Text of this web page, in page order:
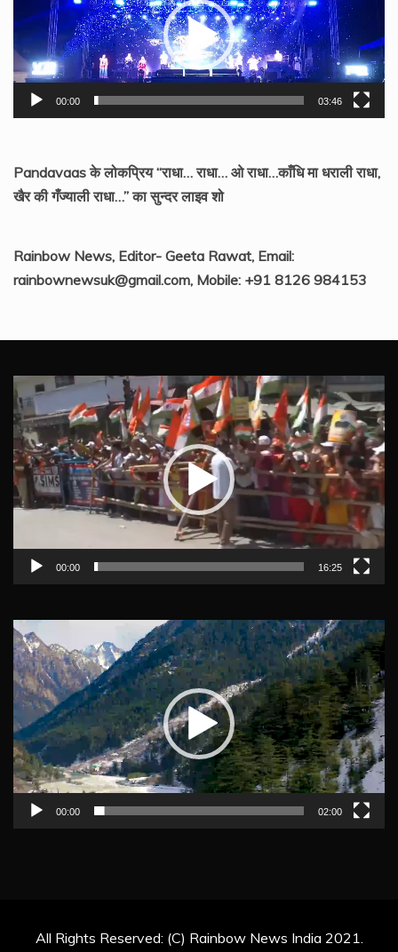
00:00 03:46
Pandavaas के लोकप्रिय “राधा… राधा… ओ राधा…काँधि मा धराली राधा,
खैर की गँज्याली राधा…” का सुन्दर लाइव शो
Rainbow News, Editor- Geeta Rawat, Email:
rainbownewsuk@gmail.com, Mobile: +91 8126 984153
Video
Player
00:00 16:25
Video
Player
00:00 02:00
All Rights Reserved: (C) Rainbow News India 2021.